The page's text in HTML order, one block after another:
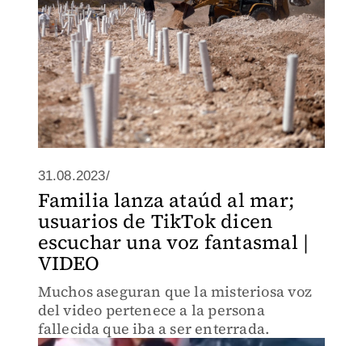
31.08.2023/
Familia lanza ataúd al mar;
usuarios de TikTok dicen
escuchar una voz fantasmal |
VIDEO
Muchos aseguran que la misteriosa voz
del video pertenece a la persona
fallecida que iba a ser enterrada.